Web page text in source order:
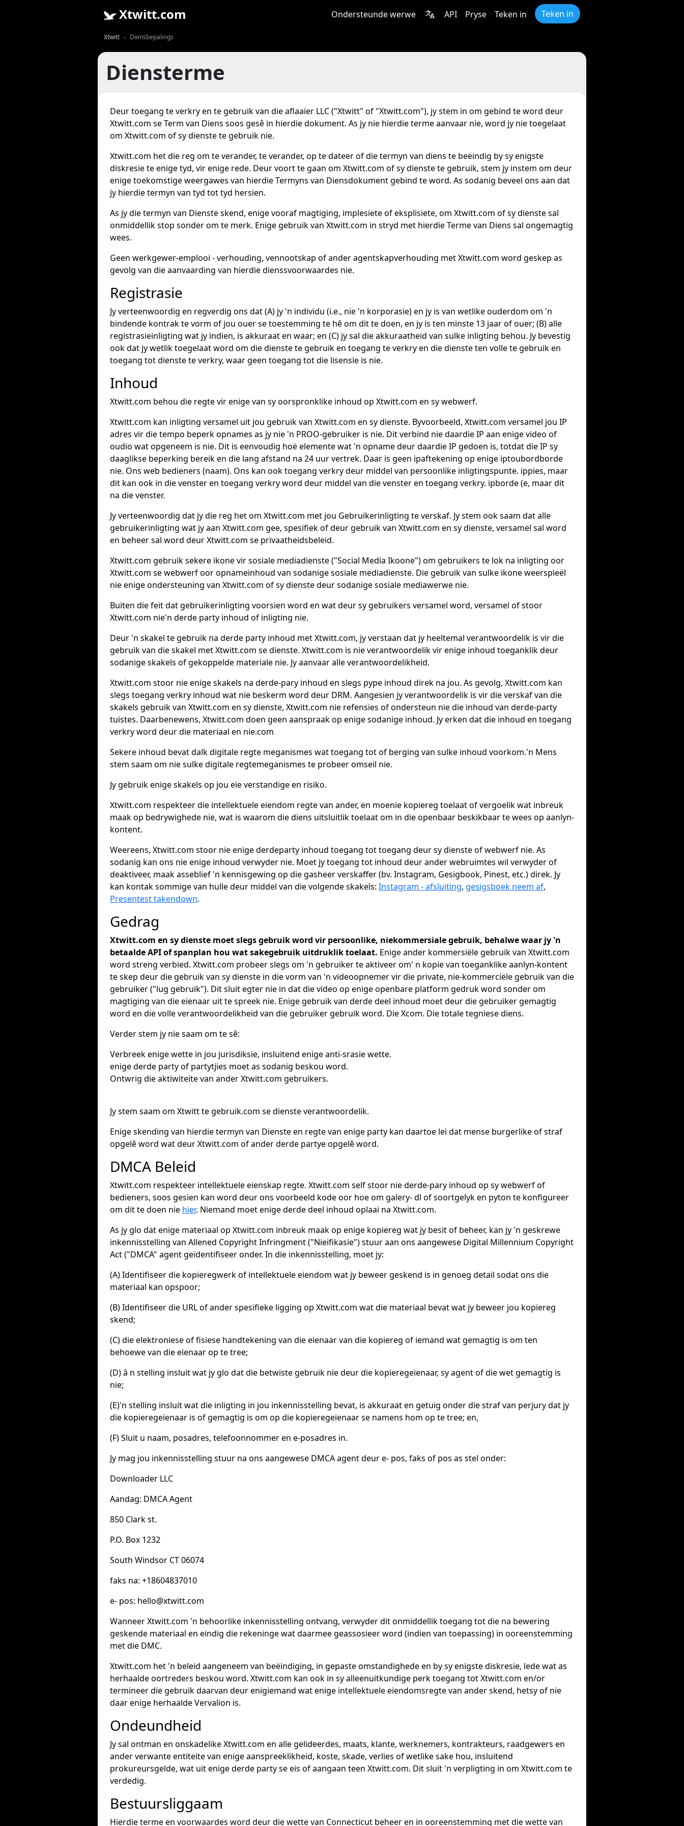
Xtwitt.com Ondersteunde werwe API Pryse Teken in Teken in
Xtwitt Diensbepalings
Diensterme
Deur toegang te verkry en te gebruik van die aflaaier LLC ("Xtwitt" of "Xtwitt.com"), jy stem in om gebind te word deur
Xtwitt.com se Term van Diens soos gesê in hierdie dokument. As jy nie hierdie terme aanvaar nie, word jy nie toegelaat
om Xtwitt.com of sy dienste te gebruik nie.
Xtwitt.com het die reg om te verander, te verander, op te dateer of die termyn van diens te beëindig by sy enigste
diskresie te enige tyd, vir enige rede. Deur voort te gaan om Xtwitt.com of sy dienste te gebruik, stem jy instem om deur
enige toekomstige weergawes van hierdie Termyns van Diensdokument gebind te word. As sodanig beveel ons aan dat
jy hierdie termyn van tyd tot tyd hersien.
As jy die termyn van Dienste skend, enige vooraf magtiging, implesiete of eksplisiete, om Xtwitt.com of sy dienste sal
onmiddellik stop sonder om te merk. Enige gebruik van Xtwitt.com in stryd met hierdie Terme van Diens sal ongemagtig
wees.
Geen werkgewer-emplooi - verhouding, vennootskap of ander agentskapverhouding met Xtwitt.com word geskep as
gevolg van die aanvaarding van hierdie dienssvoorwaardes nie.
Registrasie
Jy verteenwoordig en regverdig ons dat (A) jy 'n individu (i.e., nie 'n korporasie) en jy is van wetlike ouderdom om 'n
bindende kontrak te vorm of jou ouer se toestemming te hê om dit te doen, en jy is ten minste 13 jaar of ouer; (B) alle
registrasieinligting wat jy indien, is akkuraat en waar; en (C) jy sal die akkuraatheid van sulke inligting behou. Jy bevestig
ook dat jy wetlik toegelaat word om die dienste te gebruik en toegang te verkry en die dienste ten volle te gebruik en
toegang tot dienste te verkry, waar geen toegang tot die lisensie is nie.
Inhoud
Xtwitt.com behou die regte vir enige van sy oorspronklike inhoud op Xtwitt.com en sy webwerf.
Xtwitt.com kan inligting versamel uit jou gebruik van Xtwitt.com en sy dienste. Byvoorbeeld, Xtwitt.com versamel jou IP
adres vir die tempo beperk opnames as jy nie 'n PROO-gebruiker is nie. Dit verbind nie daardie IP aan enige video of
oudio wat opgeneem is nie. Dit is eenvoudig hoë elemente wat 'n opname deur daardie IP gedoen is, totdat die IP sy
daaglikse beperking bereik en die lang afstand na 24 uur vertrek. Daar is geen ipaftekening op enige iptoubordborde
nie. Ons web bedieners (naam). Ons kan ook toegang verkry deur middel van persoonlike inligtingspunte. ippies, maar
dit kan ook in die venster en toegang verkry word deur middel van die venster en toegang verkry. ipborde (e, maar dit
na die venster.
Jy verteenwoordig dat jy die reg het om Xtwitt.com met jou Gebruikerinligting te verskaf. Jy stem ook saam dat alle
gebruikerinligting wat jy aan Xtwitt.com gee, spesifiek of deur gebruik van Xtwitt.com en sy dienste, versamel sal word
en beheer sal word deur Xtwitt.com se privaatheidsbeleid.
Xtwitt.com gebruik sekere ikone vir sosiale mediadienste ("Social Media Ikoone") om gebruikers te lok na inligting oor
Xtwitt.com se webwerf oor opnameinhoud van sodanige sosiale mediadienste. Die gebruik van sulke ikone weerspieël
nie enige ondersteuning van Xtwitt.com of sy dienste deur sodanige sosiale mediawerwe nie.
Buiten die feit dat gebruikerinligting voorsien word en wat deur sy gebruikers versamel word, versamel of stoor
Xtwitt.com nie'n derde party inhoud of inligting nie.
Deur 'n skakel te gebruik na derde party inhoud met Xtwitt.com, jy verstaan dat jy heeltemal verantwoordelik is vir die
gebruik van die skakel met Xtwitt.com se dienste. Xtwitt.com is nie verantwoordelik vir enige inhoud toeganklik deur
sodanige skakels of gekoppelde materiale nie. Jy aanvaar alle verantwoordelikheid.
Xtwitt.com stoor nie enige skakels na derde-pary inhoud en slegs pype inhoud direk na jou. As gevolg, Xtwitt.com kan
slegs toegang verkry inhoud wat nie beskerm word deur DRM. Aangesien jy verantwoordelik is vir die verskaf van die
skakels gebruik van Xtwitt.com en sy dienste, Xtwitt.com nie refensies of ondersteun nie die inhoud van derde-party
tuistes. Daarbenewens, Xtwitt.com doen geen aanspraak op enige sodanige inhoud. Jy erken dat die inhoud en toegang
verkry word deur die materiaal en nie.com
Sekere inhoud bevat dalk digitale regte meganismes wat toegang tot of berging van sulke inhoud voorkom.'n Mens
stem saam om nie sulke digitale regtemeganismes te probeer omseil nie.
Jy gebruik enige skakels op jou eie verstandige en risiko.
Xtwitt.com respekteer die intellektuele eiendom regte van ander, en moenie kopiereg toelaat of vergoelik wat inbreuk
maak op bedrywighede nie, wat is waarom die diens uitsluitlik toelaat om in die openbaar beskikbaar te wees op aanlyn-
kontent.
Weereens, Xtwitt.com stoor nie enige derdeparty inhoud toegang tot toegang deur sy dienste of webwerf nie. As
sodanig kan ons nie enige inhoud verwyder nie. Moet jy toegang tot inhoud deur ander webruimtes wil verwyder of
deaktiveer, maak asseblief 'n kennisgewing op die gasheer verskaffer (bv. Instagram, Gesigbook, Pinest, etc.) direk. Jy
kan kontak sommige van hulle deur middel van die volgende skakels: Instagram - afsluiting, gesigsboek neem af,
Presentest takendown.
Gedrag
Xtwitt.com en sy dienste moet slegs gebruik word vir persoonlike, niekommersiale gebruik, behalwe waar jy 'n
betaalde API of spanplan hou wat sakegebruik uitdruklik toelaat. Enige ander kommersiële gebruik van Xtwitt.com
word streng verbied. Xtwitt.com probeer slegs om 'n gebruiker te aktiveer om' n kopie van toeganklike aanlyn-kontent
te skep deur die gebruik van sy dienste in die vorm van 'n videoopnemer vir die private, nie-kommerciële gebruik van die
gebruiker ("lug gebruik"). Dit sluit egter nie in dat die video op enige openbare platform gedruk word sonder om
magtiging van die eienaar uit te spreek nie. Enige gebruik van derde deel inhoud moet deur die gebruiker gemagtig
word en die volle verantwoordelikheid van die gebruiker gebruik word. Die Xcom. Die totale tegniese diens.
Verder stem jy nie saam om te sê:
Verbreek enige wette in jou jurisdiksie, insluitend enige anti-srasie wette.
enige derde party of partytjies moet as sodanig beskou word.
Ontwrig die aktiwiteite van ander Xtwitt.com gebruikers.
Jy stem saam om Xtwitt te gebruik.com se dienste verantwoordelik.
Enige skending van hierdie termyn van Dienste en regte van enige party kan daartoe lei dat mense burgerlike of straf
opgelê word wat deur Xtwitt.com of ander derde partye opgelê word.
DMCA Beleid
Xtwitt.com respekteer intellektuele eienskap regte. Xtwitt.com self stoor nie derde-pary inhoud op sy webwerf of
bedieners, soos gesien kan word deur ons voorbeeld kode oor hoe om galery- dl of soortgelyk en pyton te konfigureer
om dit te doen nie hier. Niemand moet enige derde deel inhoud oplaai na Xtwitt.com.
As jy glo dat enige materiaal op Xtwitt.com inbreuk maak op enige kopiereg wat jy besit of beheer, kan jy 'n geskrewe
inkennisstelling van Allened Copyright Infringment ("Nieifikasie") stuur aan ons aangewese Digital Millennium Copyright
Act ("DMCA" agent geïdentifiseer onder. In die inkennisstelling, moet jy:
(A) Identifiseer die kopieregwerk of intellektuele eiendom wat jy beweer geskend is in genoeg detail sodat ons die
materiaal kan opspoor;
(B) Identifiseer die URL of ander spesifieke ligging op Xtwitt.com wat die materiaal bevat wat jy beweer jou kopiereg
skend;
(C) die elektroniese of fisiese handtekening van die eienaar van die kopiereg of iemand wat gemagtig is om ten
behoewe van die eienaar op te tree;
(D) â n stelling insluit wat jy glo dat die betwiste gebruik nie deur die kopieregeienaar, sy agent of die wet gemagtig is
nie;
(E)'n stelling insluit wat die inligting in jou inkennisstelling bevat, is akkuraat en getuig onder die straf van perjury dat jy
die kopieregeienaar is of gemagtig is om op die kopieregeienaar se namens hom op te tree; en,
(F) Sluit u naam, posadres, telefoonnommer en e-posadres in.
Jy mag jou inkennisstelling stuur na ons aangewese DMCA agent deur e- pos, faks of pos as stel onder:
Downloader LLC
Aandag: DMCA Agent
850 Clark st.
P.O. Box 1232
South Windsor CT 06074
faks na: +18604837010
e- pos: hello@xtwitt.com
Wanneer Xtwitt.com 'n behoorlike inkennisstelling ontvang, verwyder dit onmiddellik toegang tot die na bewering
geskende materiaal en eindig die rekeninge wat daarmee geassosieer word (indien van toepassing) in ooreenstemming
met die DMC.
Xtwitt.com het 'n beleid aangeneem van beëindiging, in gepaste omstandighede en by sy enigste diskresie, lede wat as
herhaalde oortreders beskou word. Xtwitt.com kan ook in sy alleenuitkundige perk toegang tot Xtwitt.com en/or
termineer die gebruik daarvan deur enigiemand wat enige intellektuele eiendomsregte van ander skend, hetsy of nie
daar enige herhaalde Vervalion is.
Ondeundheid
Jy sal ontman en onskadelike Xtwitt.com en alle gelideerdes, maats, klante, werknemers, kontrakteurs, raadgewers en
ander verwante entiteite van enige aanspreeklikheid, koste, skade, verlies of wetlike sake hou, insluitend
prokureursgelde, wat uit enige derde party se eis of aangaan teen Xtwitt.com. Dit sluit 'n verpligting in om Xtwitt.com te
verdedig.
Bestuursliggaam
Hierdie terme en voorwaardes word deur die wette van Connecticut beheer en in ooreenstemming met die wette van